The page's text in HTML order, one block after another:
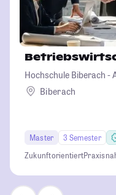
Hochschule Biberach -
Betriebswirtschaft und
Biberach
Master 3 Semester
Zukunftorientiert